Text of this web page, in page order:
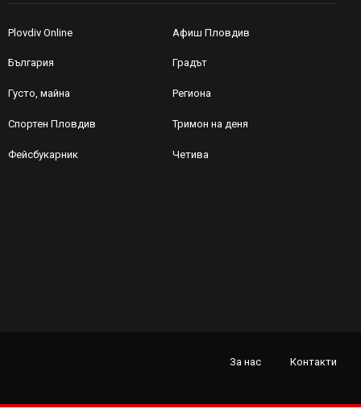
Plovdiv Online Афиш Пловдив
България Градът
Густо, майна Региона
Спортен Пловдив Тримон на деня
Фейсбукарник Четива
За нас Контакти